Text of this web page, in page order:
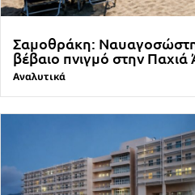
Σαμοθράκη:
βέβαιο πνιγμό στην Παχιά
Αναλυτικά